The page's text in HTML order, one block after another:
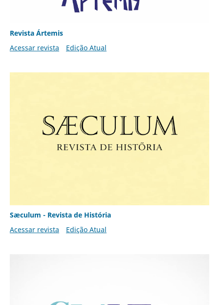
Revista Ártemis
Acessar revista
Edição Atual
Sæculum - Revista de História
Acessar revista
Edição Atual